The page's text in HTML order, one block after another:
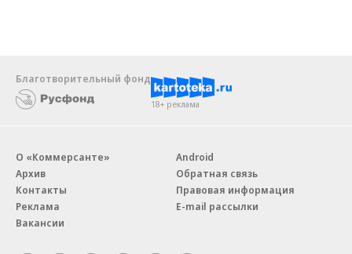
Благотворительный фонд
18+ реклама
О «Коммерсанте»
Архив
Контакты
Реклама
Вакансии
Android
Обратная связь
Правовая информация
E-mail рассылки